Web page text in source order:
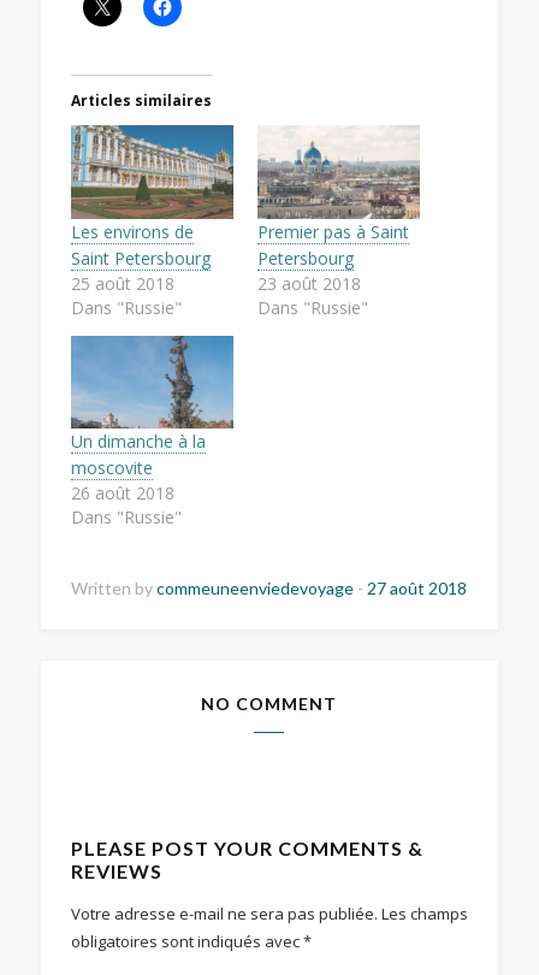
Articles similaires
Les environs de
Saint Petersbourg
25 août 2018
Dans "Russie"
Premier pas à Saint
Petersbourg
23 août 2018
Dans "Russie"
Un dimanche à la
moscovite
26 août 2018
Dans "Russie"
Written bycommeuneenviedevoyage - 27 août 2018
NO COMMENT
PLEASE POST YOUR COMMENTS &
REVIEWS
Votre adresse e-mail ne sera pas publiée. Les champs
obligatoires sont indiqués avec*